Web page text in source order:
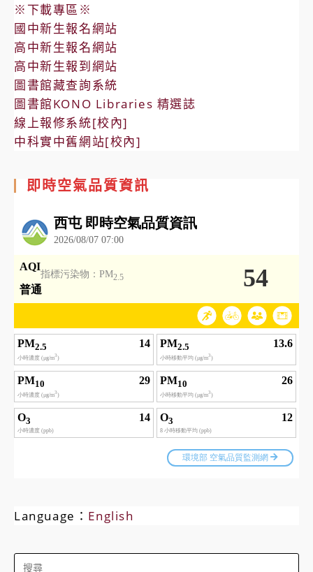
※下載專區※
國中新生報名網站
高中新生報名網站
高中新生報到網站
圖書館藏查詢系統
圖書館KONO Libraries 精選誌
線上報修系統[校內]
中科實中舊網站[校內]
即時空氣品質資訊
Language： English
Search